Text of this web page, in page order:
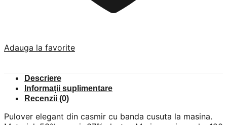
Adauga la favorite
Descriere
Informații suplimentare
Recenzii (0)
Pulover elegant din casmir cu banda cusuta la masina.